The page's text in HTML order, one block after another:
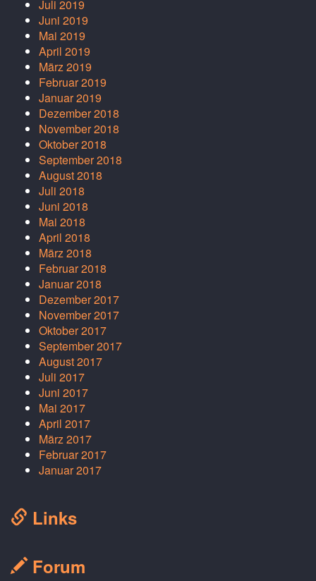
Juli 2019
Juni 2019
Mai 2019
April 2019
März 2019
Februar 2019
Januar 2019
Dezember 2018
November 2018
Oktober 2018
September 2018
August 2018
Juli 2018
Juni 2018
Mai 2018
April 2018
März 2018
Februar 2018
Januar 2018
Dezember 2017
November 2017
Oktober 2017
September 2017
August 2017
Juli 2017
Juni 2017
Mai 2017
April 2017
März 2017
Februar 2017
Januar 2017
Links
Forum